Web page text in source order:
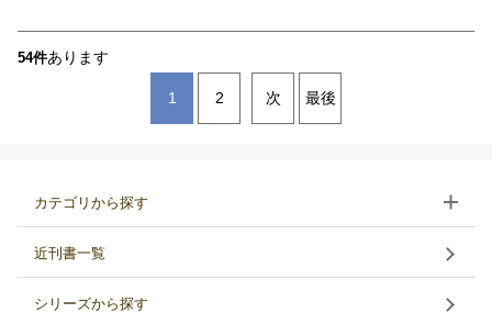
54件あります
1 2 次 最後
カテゴリから探す
近刊書一覧
シリーズから探す